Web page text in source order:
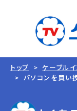
トップ ケーブル
パソコンを買い